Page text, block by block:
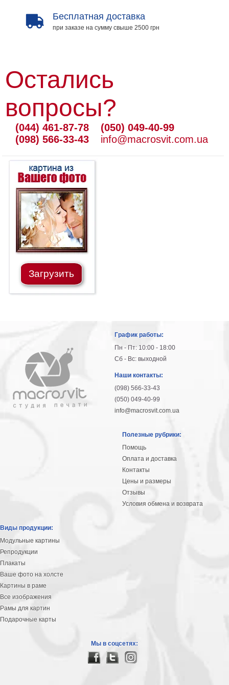
Бесплатная доставка
при заказе на сумму свыше 2500 грн
Остались
вопросы?
(044) 461-87-78
(098) 566-33-43
(050) 049-40-99
info@macrosvit.com.ua
Загрузить
График работы:
Пн - Пт: 10:00 - 18:00
Сб - Вс: выходной
Наши контакты:
(098) 566-33-43
(050) 049-40-99
info@macrosvit.com.ua
Полезные рубрики:
Помощь
Оплата и доставка
Контакты
Цены и размеры
Отзывы
Условия обмена и возврата
Виды продукции:
Модульные картины
Репродукции
Плакаты
Ваше фото на холсте
Картины в раме
Все изображения
Рамы для картин
Подарочные карты
Мы в соцсетях: